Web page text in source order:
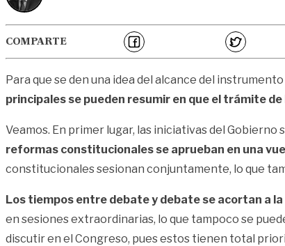
COMPARTE
Para que se den una idea del alcance del
principales se pueden resumir en que el trámite
Veamos. En primer lugar, las iniciativas del
reformas constitucionales se aprueban en una
constitucionales sesionan conjuntamente, lo que
Los tiempos entre debate y debate se acortan a
en sesiones extraordinarias, lo que tampoco se
discutir en el Congreso, pues estos tienen total